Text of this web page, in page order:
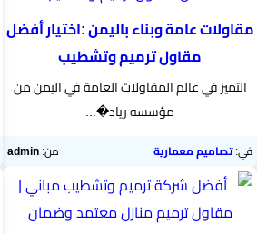
مقاولات عامة وبناء باليمن :اختيار أفضل
مقاول ترميم وتشطيب
التميز في عالم المقاولات العامة في اليمن من
مؤسسه رياد�...
في:تصاميم معمارية من:admin